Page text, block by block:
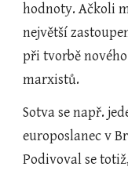
hodnoty. Ačkoli
největší
při tvorbě
marxistů.
Sotva se např.
europoslanec v
Podivoval se